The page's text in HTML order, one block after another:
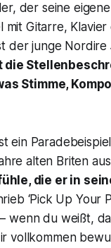
der seine
mit Gitarre,
der junge
die
Stimme,
ein
alten Briten
die er in
‘Pick Up Your
wenn du weißt,